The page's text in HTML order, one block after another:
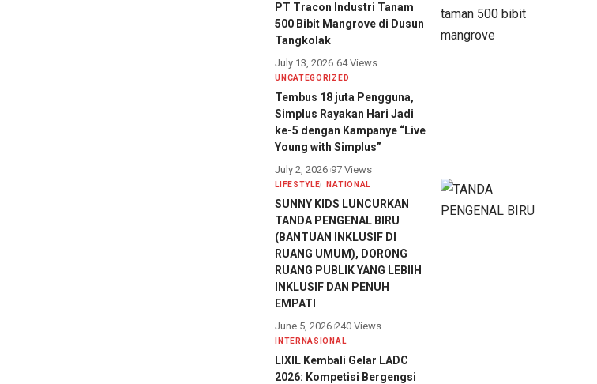
PT Tracon Industri Tanam
500 Bibit Mangrove di Dusun
Tangkolak
July 13, 2026 64 Views
UNCATEGORIZED
Tembus 18 juta Pengguna,
Simplus Rayakan Hari Jadi
ke-5 dengan Kampanye “Live
Young with Simplus”
July 2, 2026 97 Views
LIFESTYLE NATIONAL
SUNNY KIDS LUNCURKAN
TANDA PENGENAL BIRU
(BANTUAN INKLUSIF DI
RUANG UMUM), DORONG
RUANG PUBLIK YANG LEBIIH
INKLUSIF DAN PENUH
EMPATI
June 5, 2026 240 Views
INTERNASIONAL
LIXIL Kembali Gelar LADC
2026: Kompetisi Bergengsi